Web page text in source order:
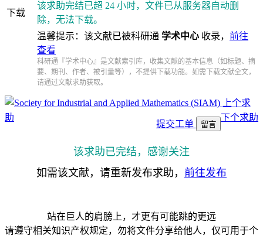
下载
该求助完结已超 24 小时，文件已从服务器自动删
除，无法下载。
温馨提示：该文献已被科研通 学术中心 收录， 前往
查看
科研通『学术中心』是文献索引库，收集文献的基本信息（如标题、摘
要、期刊、作者、被引量等），不提供下载功能。如需下载文献全文，
请通过文献求助获取。
上个求
助
下个求助
提交工单 留言
该求助已完结，感谢关注
如需该文献，请重新发布求助， 前往发布
站在巨人的肩膀上，才更有可能跳的更远
请遵守相关知识产权规定，勿将文件分享给他人，仅可用于个